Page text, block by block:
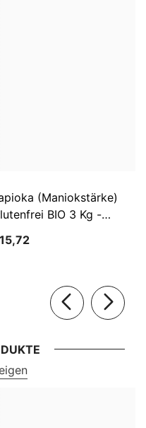
(Maniokstärke)
BIO 3 Kg -